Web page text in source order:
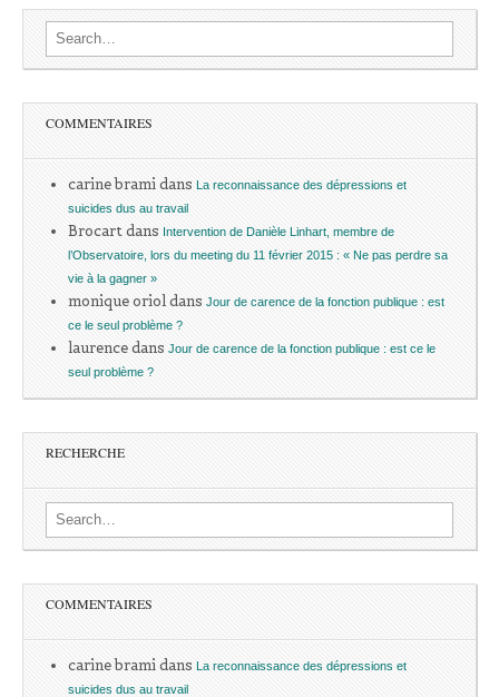
Search for:
COMMENTAIRES
carine bramidans La reconnaissance des dépressions et
suicides dus au travail
Brocartdans Intervention de Danièle Linhart, membre de
l’Observatoire, lors du meeting du 11 février 2015 : « Ne pas perdre sa
vie à la gagner »
monique orioldans Jour de carence de la fonction publique : est
ce le seul problème ?
laurencedans Jour de carence de la fonction publique : est ce le
seul problème ?
RECHERCHE
Search for:
COMMENTAIRES
carine bramidans La reconnaissance des dépressions et
suicides dus au travail